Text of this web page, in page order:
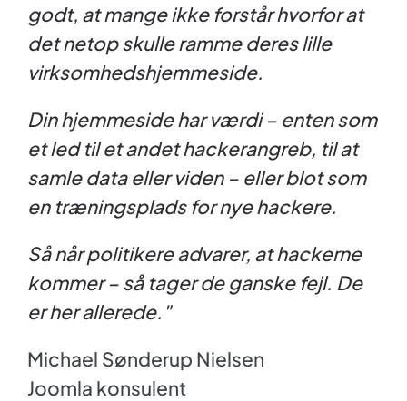
godt, at mange ikke forstår hvorfor at
det netop skulle ramme deres lille
virksomhedshjemmeside.
Din hjemmeside har værdi – enten som
et led til et andet hackerangreb, til at
samle data eller viden – eller blot som
en træningsplads for nye hackere.
Så når politikere advarer, at hackerne
kommer – så tager de ganske fejl. De
er her allerede."
Michael Sønderup Nielsen
Joomla konsulent